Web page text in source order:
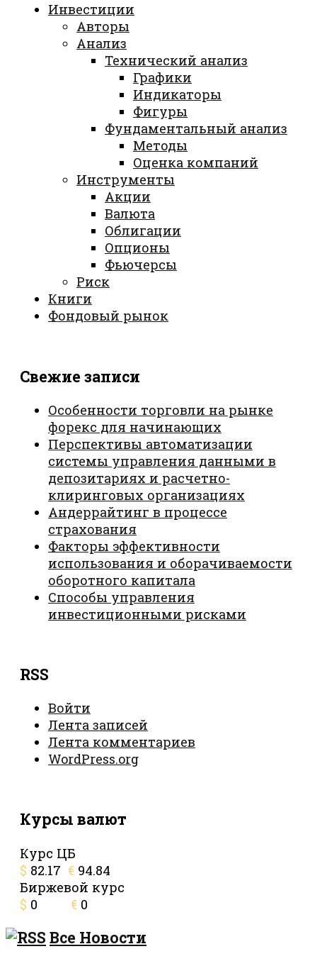
Инвестиции
Авторы
Анализ
Технический анализ
Графики
Индикаторы
Фигуры
Фундаментальный анализ
Методы
Оценка компаний
Инструменты
Акции
Валюта
Облигации
Опционы
Фьючерсы
Риск
Книги
Фондовый рынок
Свежие записи
Особенности торговли на рынке
форекс для начинающих
Перспективы автоматизации
системы управления данными в
депозитариях и расчетно-
клиринговых организациях
Андеррайтинг в процессе
страхования
Факторы эффективности
использования и оборачиваемости
оборотного капитала
Способы управления
инвестиционными рисками
RSS
Войти
Лента записей
Лента комментариев
WordPress.org
Курсы валют
Курс ЦБ
$ 82.17 € 94.84
Биржевой курс
$ 0 € 0
Все Новости